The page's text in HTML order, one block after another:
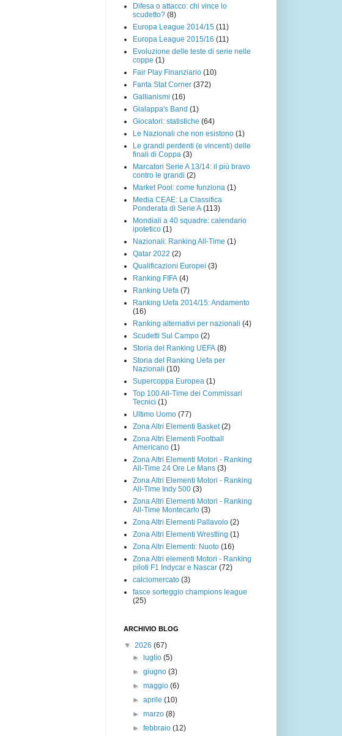
Difesa o attacco: chi vince lo
scudetto? (8)
Europa League 2014/15 (11)
Europa League 2015/16 (11)
Evoluzione delle teste di serie nelle
coppe (1)
Fair Play Finanziario (10)
Fanta Stat Corner (372)
Gallianismi (16)
Gialappa's Band (1)
Giocatori: statistiche (64)
Le Nazionali che non esistono (1)
Le grandi perdenti (e vincenti) delle
finali di Coppa (3)
Marcatori Serie A 13/14: il più bravo
contro le grandi (2)
Market Pool: come funziona (1)
Media CEAE: La Classifica
Ponderata di Serie A (113)
Mondiali a 40 squadre: calendario
ipotetico (1)
Nazionali: Ranking All-Time (1)
Qatar 2022 (2)
Qualificazioni Europei (3)
Ranking FIFA (4)
Ranking Uefa (7)
Ranking Uefa 2014/15: Andamento
(16)
Ranking alternativi per nazionali (4)
Scudetti Sul Campo (2)
Storia del Ranking UEFA (8)
Storia del Ranking Uefa per
Nazionali (10)
Supercoppa Europea (1)
Top 100 All-Time dei Commissari
Tecnici (1)
Ultimo Uomo (77)
Zona Altri Elementi Basket (2)
Zona Altri Elementi Football
Americano (1)
Zona Altri Elementi Motori - Ranking
All-Time 24 Ore Le Mans (3)
Zona Altri Elementi Motori - Ranking
All-Time Indy 500 (3)
Zona Altri Elementi Motori - Ranking
All-Time Montecarlo (3)
Zona Altri Elementi Pallavolo (2)
Zona Altri Elementi Wrestling (1)
Zona Altri Elementi: Nuoto (16)
Zona Altri elementi Motori - Ranking
piloti F1 Indycar e Nascar (72)
calciomercato (3)
fasce sorteggio champions league
(25)
ARCHIVIO BLOG
▼ 2026 (67)
►luglio(5)
►giugno(3)
►maggio(6)
►aprile(10)
►marzo(8)
►febbraio(12)